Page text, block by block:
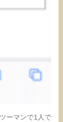
ーマンで1人で